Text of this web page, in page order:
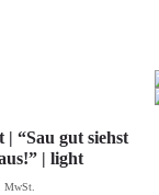
“Sau gut siehst
| light
MwSt.